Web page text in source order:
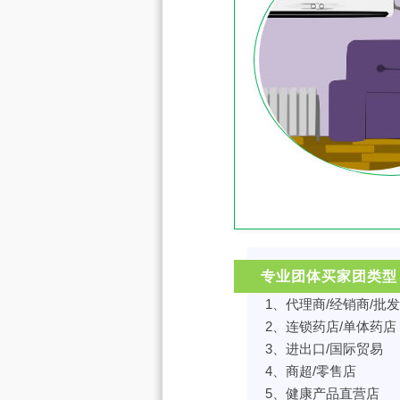
专业团体买家团类型
1、代理商/经销商/批
2、连锁药店/单体药店
3、进出口/国际贸易
4、商超/零售店
5、健康产品直营店